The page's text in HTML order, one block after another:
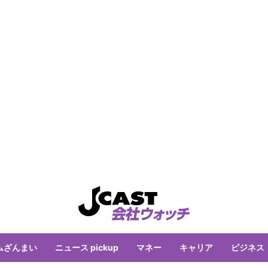
ざんまい ニュース pickup マネー キャリア ビジネス